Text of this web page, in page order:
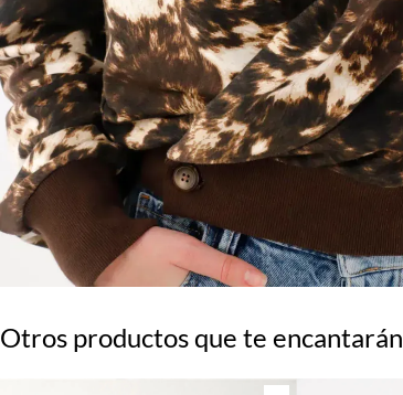
Otros productos que te encantarán